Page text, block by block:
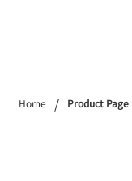
Home / Product Page